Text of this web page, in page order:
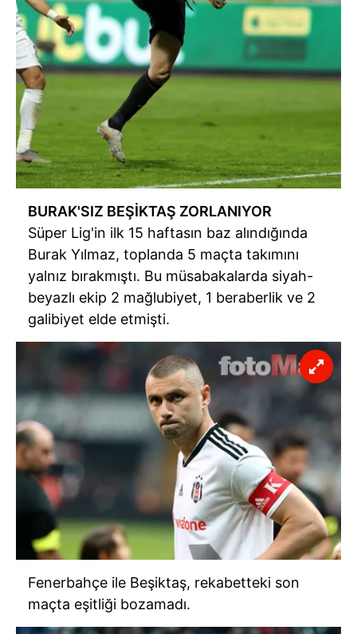
BURAK'SIZ BEŞİKTAŞ ZORLANIYOR
Süper Lig'in ilk 15 haftasın baz alındığında
Burak Yılmaz, toplanda 5 maçta takımını
yalnız bırakmıştı. Bu müsabakalarda siyah-
beyazlı ekip 2 mağlubiyet, 1 beraberlik ve 2
galibiyet elde etmişti.
Fenerbahçe ile Beşiktaş, rekabetteki son
maçta eşitliği bozamadı.